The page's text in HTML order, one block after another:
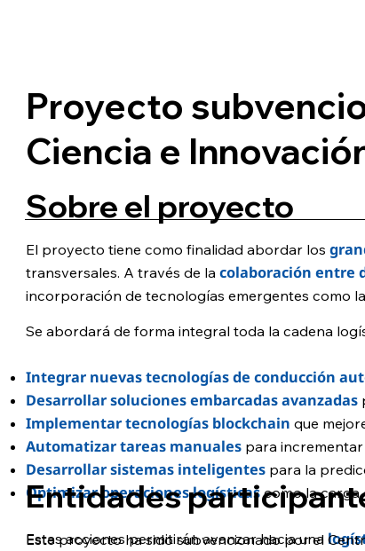
Proyecto
Ciencia e
Sobre el proyecto
El proyecto tiene como finalidad abordar los
transversales. A través de la colaboración entre
incorporación de tecnologías emergentes como la
Se abordará de forma integral toda la cadena
Integrar nuevas tecnologías de conducción
Desarrollar soluciones embarcadas avanzadas
Implementar tecnologías blockchain que
Automatizar tareas manuales para incrementar
Desarrollar sistemas inteligentes para la
Optimizar operaciones logísticascomo la carga
Estas acciones permitirán avanzar hacia una
Entidades
Este proyecto ha sido subvencionado por el